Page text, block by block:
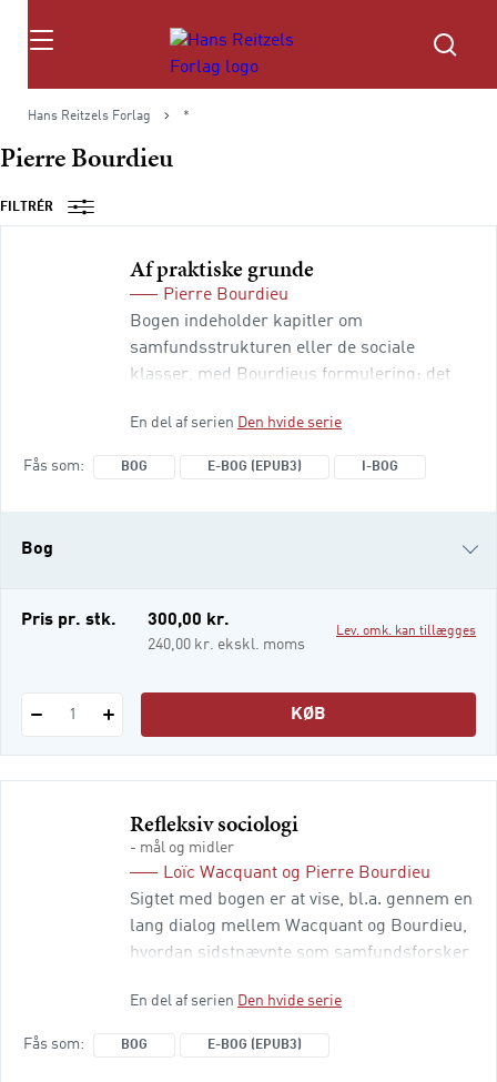
Søg
Hans Reitzels Forlag *
Pierre Bourdieu
FILTRÉR
Af praktiske grunde
Pierre Bourdieu
Bogen indeholder kapitler om
samfundsstrukturen eller de sociale
klasser, med Bourdieus formulering: det
hos Bourdieu: fordelingen af den kulturelle
En del af serien Den hvide serie
Fås som BOG E-BOG (EPUB3) I-BOG
Bog
e-bog (epub3) (Andet)
e-bog (epub3) (Andet)
Pris pr. stk. 300,00 kr.
240,00 kr. ekskl. moms
Lev. omk. kan tillægges
1 KØB
Refleksiv sociologi
- mål og midler
Loïc Wacquant og Pierre Bourdieu
Sigtet med bogen er at vise, bl.a. gennem en
lang dialog mellem Wacquant og Bourdieu,
hvordan sidstnævnte som samfundsforsker
knytter dem sammen i en konkret praksis.
En del af serien Den hvide serie
Fås som BOG E-BOG (EPUB3)